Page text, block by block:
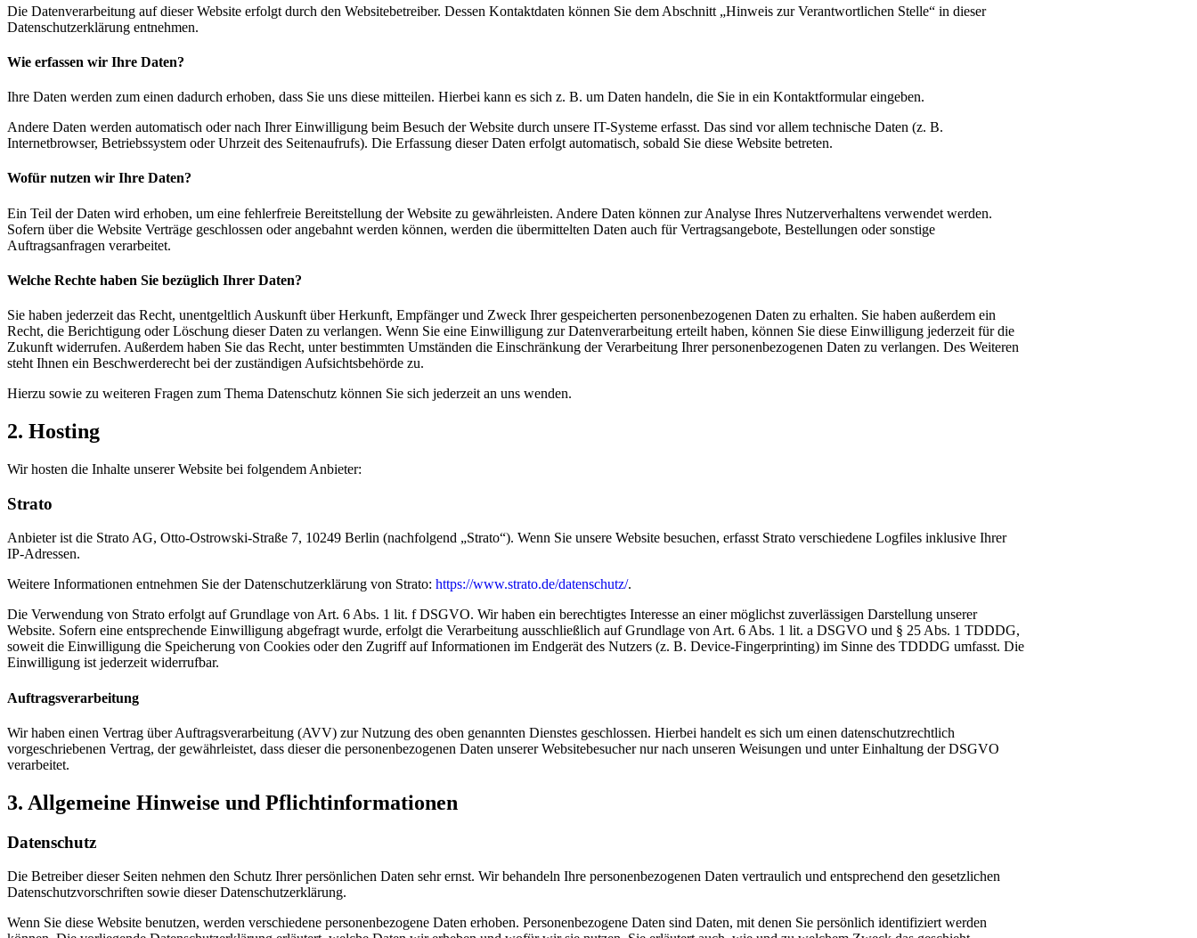
Die Datenverarbeitung auf dieser Website erfolgt durch den Websitebetreiber. Dessen Kontaktdaten können Sie dem Abschnitt „Hinweis zur Verantwortlichen Stelle“ in dieser
Datenschutzerklärung entnehmen.
Wie erfassen wir Ihre Daten?
Ihre Daten werden zum einen dadurch erhoben, dass Sie uns diese mitteilen. Hierbei kann es sich z. B. um Daten handeln, die Sie in ein Kontaktformular eingeben.
Andere Daten werden automatisch oder nach Ihrer Einwilligung beim Besuch der Website durch unsere IT-Systeme erfasst. Das sind vor allem technische Daten (z. B.
Internetbrowser, Betriebssystem oder Uhrzeit des Seitenaufrufs). Die Erfassung dieser Daten erfolgt automatisch, sobald Sie diese Website betreten.
Wofür nutzen wir Ihre Daten?
Ein Teil der Daten wird erhoben, um eine fehlerfreie Bereitstellung der Website zu gewährleisten. Andere Daten können zur Analyse Ihres Nutzerverhaltens verwendet werden.
Sofern über die Website Verträge geschlossen oder angebahnt werden können, werden die übermittelten Daten auch für Vertragsangebote, Bestellungen oder sonstige
Auftragsanfragen verarbeitet.
Welche Rechte haben Sie bezüglich Ihrer Daten?
Sie haben jederzeit das Recht, unentgeltlich Auskunft über Herkunft, Empfänger und Zweck Ihrer gespeicherten personenbezogenen Daten zu erhalten. Sie haben außerdem ein
Recht, die Berichtigung oder Löschung dieser Daten zu verlangen. Wenn Sie eine Einwilligung zur Datenverarbeitung erteilt haben, können Sie diese Einwilligung jederzeit für die
Zukunft widerrufen. Außerdem haben Sie das Recht, unter bestimmten Umständen die Einschränkung der Verarbeitung Ihrer personenbezogenen Daten zu verlangen. Des Weiteren
steht Ihnen ein Beschwerderecht bei der zuständigen Aufsichtsbehörde zu.
Hierzu sowie zu weiteren Fragen zum Thema Datenschutz können Sie sich jederzeit an uns wenden.
2. Hosting
Wir hosten die Inhalte unserer Website bei folgendem Anbieter:
Strato
Anbieter ist die Strato AG, Otto-Ostrowski-Straße 7, 10249 Berlin (nachfolgend „Strato“). Wenn Sie unsere Website besuchen, erfasst Strato verschiedene Logfiles inklusive Ihrer
IP-Adressen.
Weitere Informationen entnehmen Sie der Datenschutzerklärung von Strato: https://www.strato.de/datenschutz/.
Die Verwendung von Strato erfolgt auf Grundlage von Art. 6 Abs. 1 lit. f DSGVO. Wir haben ein berechtigtes Interesse an einer möglichst zuverlässigen Darstellung unserer
Website. Sofern eine entsprechende Einwilligung abgefragt wurde, erfolgt die Verarbeitung ausschließlich auf Grundlage von Art. 6 Abs. 1 lit. a DSGVO und § 25 Abs. 1 TDDDG,
soweit die Einwilligung die Speicherung von Cookies oder den Zugriff auf Informationen im Endgerät des Nutzers (z. B. Device-Fingerprinting) im Sinne des TDDDG umfasst. Die
Einwilligung ist jederzeit widerrufbar.
Auftragsverarbeitung
Wir haben einen Vertrag über Auftragsverarbeitung (AVV) zur Nutzung des oben genannten Dienstes geschlossen. Hierbei handelt es sich um einen datenschutzrechtlich
vorgeschriebenen Vertrag, der gewährleistet, dass dieser die personenbezogenen Daten unserer Websitebesucher nur nach unseren Weisungen und unter Einhaltung der DSGVO
verarbeitet.
3. Allgemeine Hinweise und Pflicht­informationen
Datenschutz
Die Betreiber dieser Seiten nehmen den Schutz Ihrer persönlichen Daten sehr ernst. Wir behandeln Ihre personenbezogenen Daten vertraulich und entsprechend den gesetzlichen
Datenschutzvorschriften sowie dieser Datenschutzerklärung.
Wenn Sie diese Website benutzen, werden verschiedene personenbezogene Daten erhoben. Personenbezogene Daten sind Daten, mit denen Sie persönlich identifiziert werden